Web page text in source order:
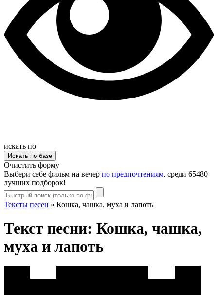
искать по
Очистить форму
Выбери себе фильм на вечер по предпочтениям, среди 65480
лучших подборок!
Тексты песен » Кошка, чашка, муха и лапоть
Текст песни: Кошка, чашка,
муха и лапоть